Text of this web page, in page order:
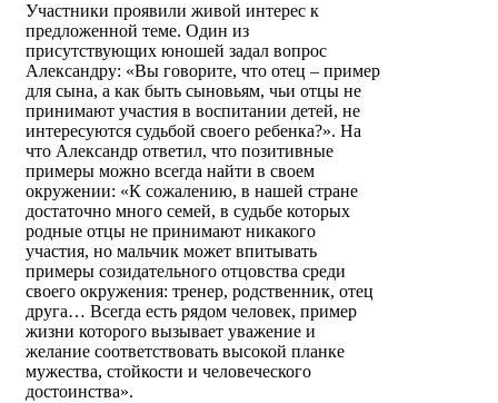
Участники проявили живой интерес к
предложенной теме. Один из
присутствующих юношей задал вопрос
Александру: «Вы говорите, что отец – пример
для сына, а как быть сыновьям, чьи отцы не
принимают участия в воспитании детей, не
интересуются судьбой своего ребенка?». На
что Александр ответил, что позитивные
примеры можно всегда найти в своем
окружении: «К сожалению, в нашей стране
достаточно много семей, в судьбе которых
родные отцы не принимают никакого
участия, но мальчик может впитывать
примеры созидательного отцовства среди
своего окружения: тренер, родственник, отец
друга… Всегда есть рядом человек, пример
жизни которого вызывает уважение и
желание соответствовать высокой планке
мужества, стойкости и человеческого
достоинства».